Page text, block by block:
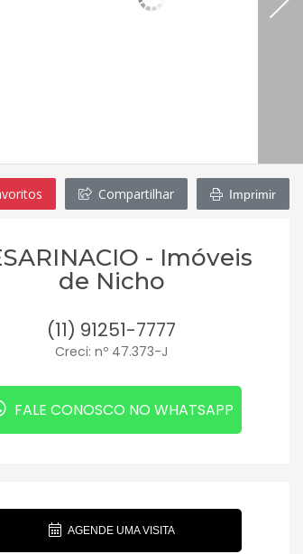
Compartilhar Imprimir
- Imóveis
de Nicho
(11) 91251-7777
Creci: nº 47.373-J
FALE CONOSCO NO WHATSAPP
AGENDE UMA VISITA